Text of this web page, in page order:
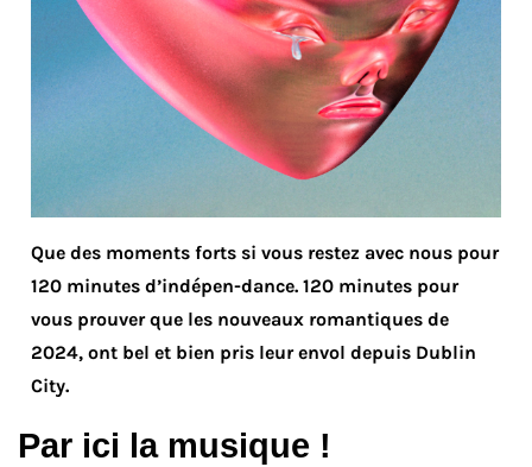
Que des moments forts si vous restez avec nous pour
120 minutes d’indépen-dance. 120 minutes pour
vous prouver que les nouveaux romantiques de
2024, ont bel et bien pris leur envol depuis Dublin
City.
Par ici la musique !